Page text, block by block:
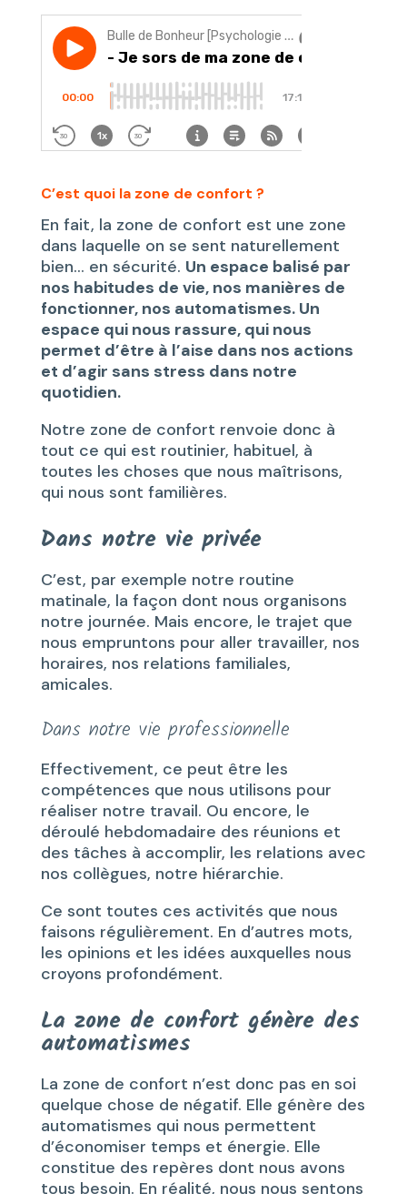
C’est quoi la zone de confort ?
En fait, la zone de confort est une zone
dans laquelle on se sent naturellement
bien… en sécurité. Un espace balisé par
nos habitudes de vie, nos manières de
fonctionner, nos automatismes. Un
espace qui nous rassure, qui nous
permet d’être à l’aise dans nos actions
et d’agir sans stress dans notre
quotidien.
Notre zone de confort renvoie donc à
tout ce qui est routinier, habituel, à
toutes les choses que nous maîtrisons,
qui nous sont familières.
Dans notre vie privée
C’est, par exemple notre routine
matinale, la façon dont nous organisons
notre journée. Mais encore, le trajet que
nous empruntons pour aller travailler, nos
horaires, nos relations familiales,
amicales.
Dans notre vie professionnelle
Effectivement, ce peut être les
compétences que nous utilisons pour
réaliser notre travail. Ou encore, le
déroulé hebdomadaire des réunions et
des tâches à accomplir, les relations avec
nos collègues, notre hiérarchie.
Ce sont toutes ces activités que nous
faisons régulièrement. En d’autres mots,
les opinions et les idées auxquelles nous
croyons profondément.
La zone de confort génère des
automatismes
La zone de confort n’est donc pas en soi
quelque chose de négatif. Elle génère des
automatismes qui nous permettent
d’économiser temps et énergie. Elle
constitue des repères dont nous avons
tous besoin. En réalité, nous nous sentons